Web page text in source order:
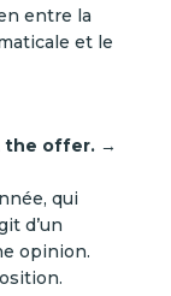
entre la
et le
the offer. →
qui
d’un
opinion.